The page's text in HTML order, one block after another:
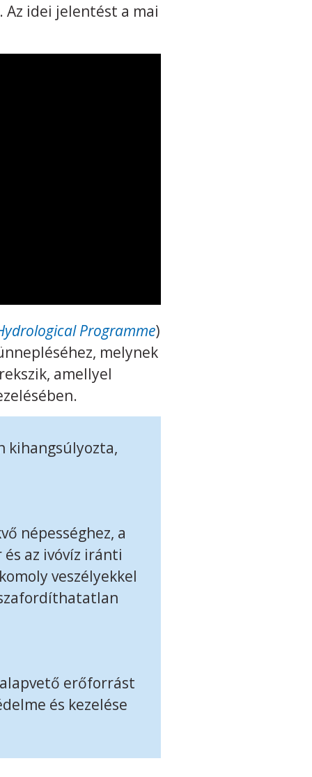
idei jelentést a mai
Programme)
melynek
amellyel
kihangsúlyozta,
népességhez, a
az ivóvíz iránti
veszélyekkel
alapvető erőforrást
és kezelése